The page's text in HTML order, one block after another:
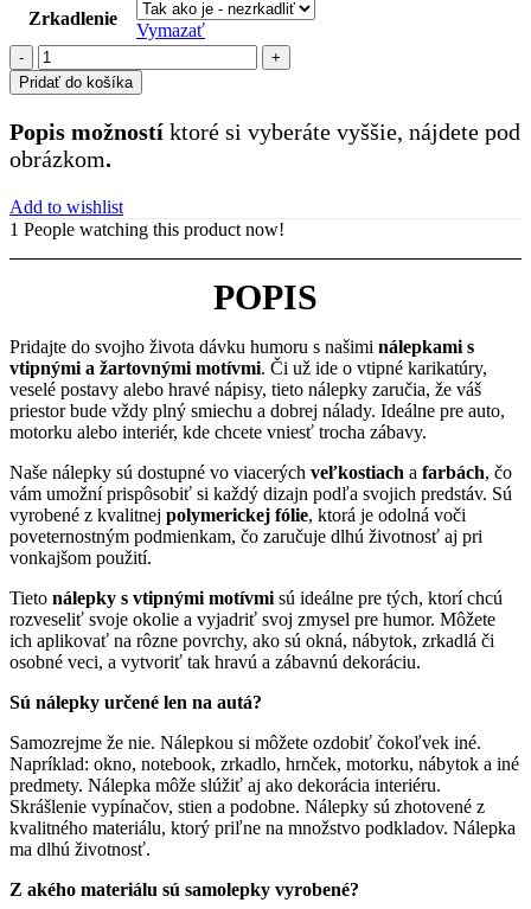
Zrkadlenie
Vymazať
množstvo
funny
(19)
Pridať do košíka
Popis možností ktoré si vyberáte vyššie, nájdete pod
obrázkom.
Add to wishlist
1 People watching this product now!
POPIS
Pridajte do svojho života dávku humoru s našimi nálepkami s
vtipnými a žartovnými motívmi. Či už ide o vtipné karikatúry,
veselé postavy alebo hravé nápisy, tieto nálepky zaručia, že váš
priestor bude vždy plný smiechu a dobrej nálady. Ideálne pre auto,
motorku alebo interiér, kde chcete vniesť trocha zábavy.
Naše nálepky sú dostupné vo viacerých veľkostiach a farbách, čo
vám umožní prispôsobiť si každý dizajn podľa svojich predstáv. Sú
vyrobené z kvalitnej polymerickej fólie, ktorá je odolná voči
poveternostným podmienkam, čo zaručuje dlhú životnosť aj pri
vonkajšom použití.
Tieto nálepky s vtipnými motívmisú ideálne pre tých, ktorí chcú
rozveseliť svoje okolie a vyjadriť svoj zmysel pre humor. Môžete
ich aplikovať na rôzne povrchy, ako sú okná, nábytok, zrkadlá či
osobné veci, a vytvoriť tak hravú a zábavnú dekoráciu.
Sú nálepky určené len na autá?
Samozrejme že nie. Nálepkou si môžete ozdobiť čokoľvek iné.
Napríklad: okno, notebook, zrkadlo, hrnček, motorku, nábytok a iné
predmety. Nálepka môže slúžiť aj ako dekorácia interiéru.
Skrášlenie vypínačov, stien a podobne. Nálepky sú zhotovené z
kvalitného materiálu, ktorý priľne na množstvo podkladov. Nálepka
ma dlhú životnosť.
Z akého materiálu sú samolepky vyrobené?